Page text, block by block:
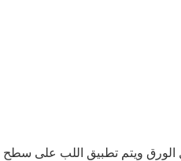
الورق ويتم تطبيق اللب على سطح